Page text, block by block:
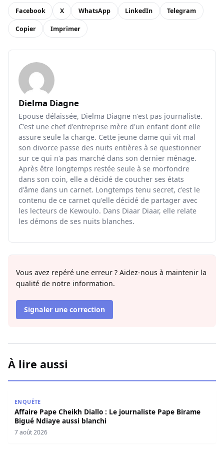
Facebook X WhatsApp LinkedIn Telegram
Copier Imprimer
Dielma Diagne
Epouse délaissée, Dielma Diagne n'est pas journaliste.
C'est une chef d'entreprise mère d'un enfant dont elle
assure seule la charge. Cette jeune dame qui vit mal
son divorce passe des nuits entières à se questionner
sur ce qui n'a pas marché dans son dernier ménage.
Après être longtemps restée seule à se morfondre
dans son coin, elle a décidé de coucher ses états
d'âme dans un carnet. Longtemps tenu secret, c'est le
contenu de ce carnet qu'elle décidé de partager avec
les lecteurs de Kewoulo. Dans Diaar Diaar, elle relate
les démons de ses nuits blanches.
Vous avez repéré une erreur ? Aidez-nous à maintenir la
qualité de notre information.
Signaler une correction
À lire aussi
ENQUÊTE
Affaire Pape Cheikh Diallo : Le journaliste Pape Birame
Bigué Ndiaye aussi blanchi
7 août 2026